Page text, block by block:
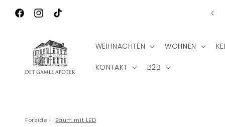
Direkt zum
InhaltFacebookInstagram
TikTok
Wilkommen zu Det Gamle Apotek
WEIHNACHTEN WOHNEN
KONTAKT B2B
Forside › Baum mit LED